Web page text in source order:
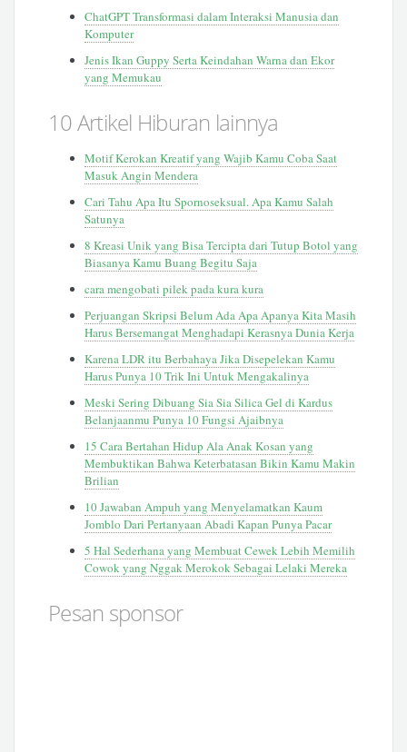
ChatGPT Transformasi dalam Interaksi Manusia dan
Komputer
Jenis Ikan Guppy Serta Keindahan Warna dan Ekor
yang Memukau
10 Artikel Hiburan lainnya
Motif Kerokan Kreatif yang Wajib Kamu Coba Saat
Masuk Angin Mendera
Cari Tahu Apa Itu Spornoseksual. Apa Kamu Salah
Satunya
8 Kreasi Unik yang Bisa Tercipta dari Tutup Botol yang
Biasanya Kamu Buang Begitu Saja
cara mengobati pilek pada kura kura
Perjuangan Skripsi Belum Ada Apa Apanya Kita Masih
Harus Bersemangat Menghadapi Kerasnya Dunia Kerja
Karena LDR itu Berbahaya Jika Disepelekan Kamu
Harus Punya 10 Trik Ini Untuk Mengakalinya
Meski Sering Dibuang Sia Sia Silica Gel di Kardus
Belanjaanmu Punya 10 Fungsi Ajaibnya
15 Cara Bertahan Hidup Ala Anak Kosan yang
Membuktikan Bahwa Keterbatasan Bikin Kamu Makin
Brilian
10 Jawaban Ampuh yang Menyelamatkan Kaum
Jomblo Dari Pertanyaan Abadi Kapan Punya Pacar
5 Hal Sederhana yang Membuat Cewek Lebih Memilih
Cowok yang Nggak Merokok Sebagai Lelaki Mereka
Pesan sponsor